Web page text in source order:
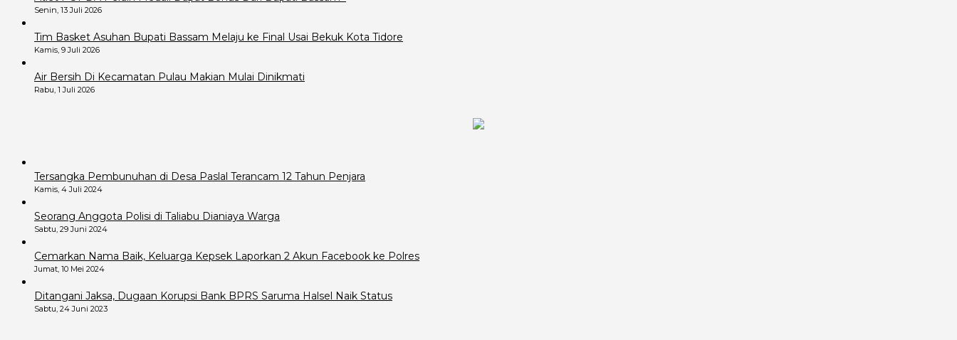
Senin, 13 Juli 2026
Tim Basket Asuhan Bupati Bassam Melaju ke Final Usai Bekuk Kota Tidore
Kamis, 9 Juli 2026
Air Bersih Di Kecamatan Pulau Makian Mulai Dinikmati
Rabu, 1 Juli 2026
Tersangka Pembunuhan di Desa Paslal Terancam 12 Tahun Penjara
Kamis, 4 Juli 2024
Seorang Anggota Polisi di Taliabu Dianiaya Warga
Sabtu, 29 Juni 2024
Cemarkan Nama Baik, Keluarga Kepsek Laporkan 2 Akun Facebook ke Polres
Jumat, 10 Mei 2024
Ditangani Jaksa, Dugaan Korupsi Bank BPRS Saruma Halsel Naik Status
Sabtu, 24 Juni 2023